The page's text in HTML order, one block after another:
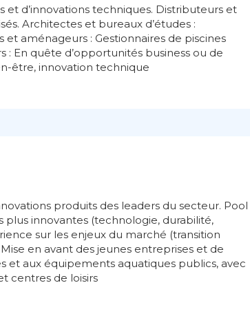
d’innovations techniques. Distributeurs et
Architectes et bureaux d’études :
aménageurs : Gestionnaires de piscines
En quête d’opportunités business ou de
être, innovation technique
produits des leaders du secteur. Pool
plus innovantes (technologie, durabilité,
sur les enjeux du marché (transition
en avant des jeunes entreprises et de
et aux équipements aquatiques publics, avec
centres de loisirs